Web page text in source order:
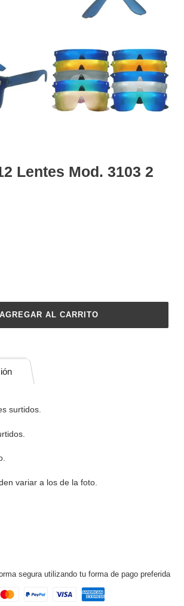
Lentes Mod. 3103 2
AGREGAR AL CARRITO
surtidos.
variar a los de la foto.
segura utilizando tu forma de pago preferida